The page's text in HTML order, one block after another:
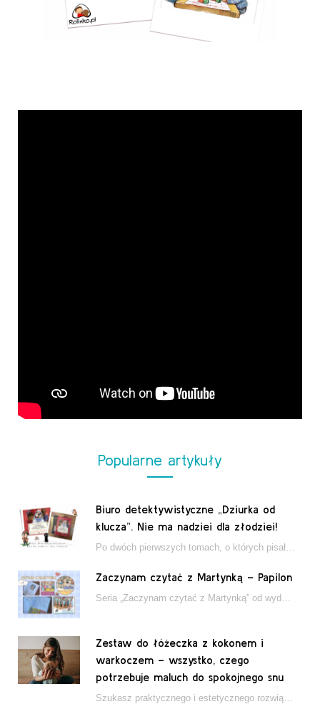
Popularne artykuły
Biuro detektywistyczne „Dziurka od
klucza”. Nie ma nadziei dla złodziei!
Po dwóch pierwszych tomach, o których pisałam tutaj, które wciągnęły nas w świat młodych detektywów…
Zaczynam czytać z Martynką – Papilon
Seria „Zaczynam czytać z Martynką” od wydawnictwa Papilon to estetycznie wydane książki wspierające dzieci w…
Zestaw do łóżeczka z kokonem i
warkoczem – wszystko, czego
potrzebuje maluch do spokojnego snu
Szukasz praktycznego i estetycznego rozwiązania do łóżeczka niemowlęcia? Zestaw z kokonem i warkoczem zapewnia wygodę,…